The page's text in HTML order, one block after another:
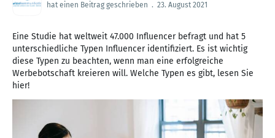
hat einen Beitrag geschrieben . 23. August 2021
Eine Studie hat weltweit 47.000 Influencer befragt und hat 5
unterschiedliche Typen Influencer identifiziert. Es ist wichtig
diese Typen zu beachten, wenn man eine erfolgreiche
Werbebotschaft kreieren will. Welche Typen es gibt, lesen Sie
hier!